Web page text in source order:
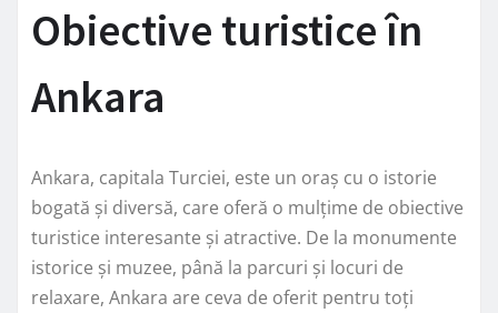
Obiective turistice în
Ankara
Ankara, capitala Turciei, este un oraș cu o istorie
bogată și diversă, care oferă o mulțime de obiective
turistice interesante și atractive. De la monumente
istorice și muzee, până la parcuri și locuri de
relaxare, Ankara are ceva de oferit pentru toți